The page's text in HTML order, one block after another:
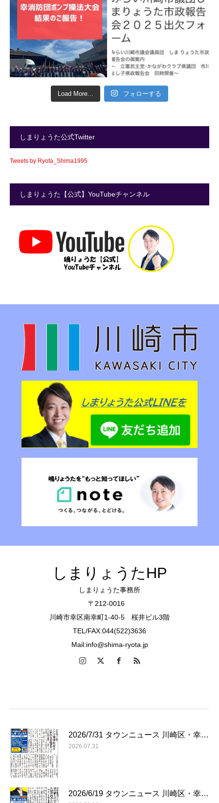
Load More... フォローする
しまりょうた公式Twitter
Tweets by Ryota_Shima1995
しまりょうた【公式】YouTubeチャンネル
しまりょうたHP
しまりょうた事務所
〒212-0016
川崎市幸区南幸町1-40-5 桜井ビル3階
TEL/FAX:044(522)3636
Mail:info@shima-ryota.jp
2026/7/31 タウンニュース 川崎区・幸…
2026.07.31
2026/6/19 タウンニュース 川崎区・幸…